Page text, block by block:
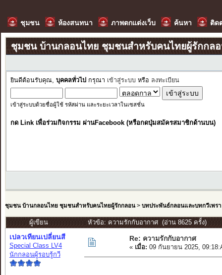
ชุมชน ห้องสนทนา ภาพตกแต่งเว็บ ค้นหา ติด
ชุมชน บ้านกลอนไทย ชุมชนสำหรับคนไทยผู้รักกล
ยินดีต้อนรับคุณ, บุคคลทั่วไป กรุณา เข้าสู่ระบบ หรือ ลงทะเบียน
เข้าสู่ระบบด้วยชื่อผู้ใช้ รหัสผ่าน และระยะเวลาในเซสชั่น
กด Link เพื่อร่วมกิจกรรม ผ่านFacebook (หรือกดปุ่มสมัครสมาชิกด้านบน)
ชุมชน บ้านกลอนไทย ชุมชนสำหรับคนไทยผู้รักกลอน> บทประพันธ์กลอนและบทกวีเพรา
ผู้เขียน หัวข้อ: ความรักกับอากาศ (อ่าน 8625 ครั้ง)
เปลวเทียนเปลี่ยนสี
Special Class LV4
นักกลอนผู้รอบรู้กวี
Re: ความรักกับอากาศ
« เมื่อ: 09 กันยายน 2025,